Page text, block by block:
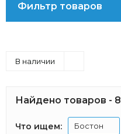
Фильтр товаров
В наличии
Найдено товаров - 8
Что ищем: Бостон